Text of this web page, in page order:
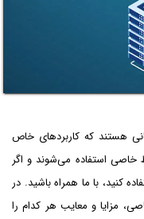
هستند که کاربردهای خاص
خاصی استفاده می‌شوند و اگر
کنید، با ما همراه باشید. در
مزایا و معایب هر کدام را